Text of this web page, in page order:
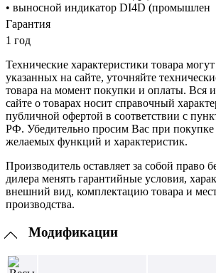
• выносной индикатор DI4D (промышлен
Гарантия
1 год
Технические характеристики товара
указанных на сайте, уточняйте
товара на момент покупки и оплаты. Вся
сайте о товарах носит справочный
публичной офертой в соответствии с
РФ. Убедительно просим Вас при покупке
желаемых функций и характеристик.
Производитель оставляет за собой право
дилера менять гарантийные условия,
внешний вид, комплектацию товара и
производства.
Модификации